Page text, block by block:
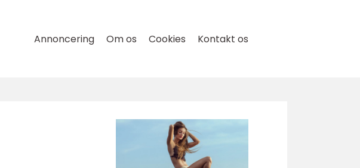
Annoncering Om os Cookies Kontakt os